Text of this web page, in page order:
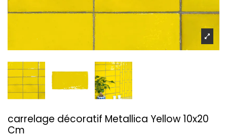
carrelage décoratif Metallica Yellow 10x20
Cm